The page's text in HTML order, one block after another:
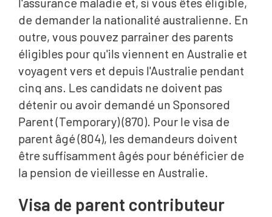
de demander la nationalité australienne. En
outre, vous pouvez parrainer des parents
éligibles pour qu'ils viennent en Australie et
voyagent vers et depuis l'Australie pendant
cinq ans. Les candidats ne doivent pas
détenir ou avoir demandé un Sponsored
Parent (Temporary) (870). Pour le visa de
parent âgé (804), les demandeurs doivent
être suffisamment âgés pour bénéficier de
la pension de vieillesse en Australie.
Visa de parent contributeur